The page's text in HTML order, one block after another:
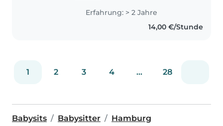
Jahr war ich als Au-Pair in
Deutschland tätig, was mir viel
Erfahrung: > 2 Jahre
14,00 €/Stunde
1 2 3 4 ... 28
Babysits Babysitter Hamburg